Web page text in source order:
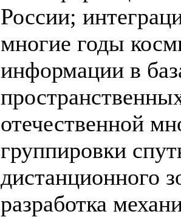
России;
многие годы
информации в
отечественной
группировки
дистанционного
разработка